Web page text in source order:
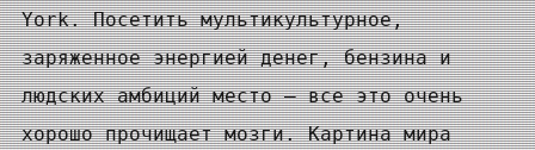
York. Посетить мультикультурное,
заряженное энергией денег, бензина и
людских амбиций место — все это очень
хорошо прочищает мозги. Картина мира